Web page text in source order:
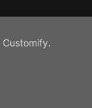
Customify.